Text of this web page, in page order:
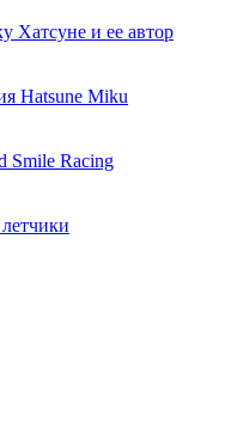
Хатсуне и ее автор
Hatsune Miku
Smile Racing